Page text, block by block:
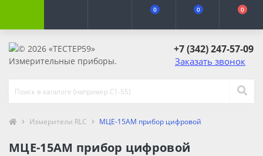
0 0 0
+7 (342) 247-57-09
Заказать звонок
Измерители RLC МЦЕ-15АМ прибор цифровой
МЦЕ-15АМ прибор цифровой